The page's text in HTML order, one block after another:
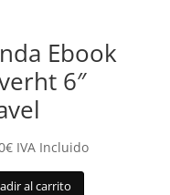
Ebook
6″
€ IVA Incluido
al carrito